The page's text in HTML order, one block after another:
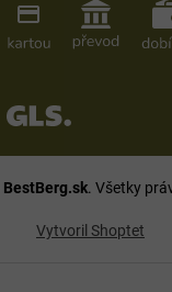
Vytvoril Shoptet
BestBerg.sk. Všetky